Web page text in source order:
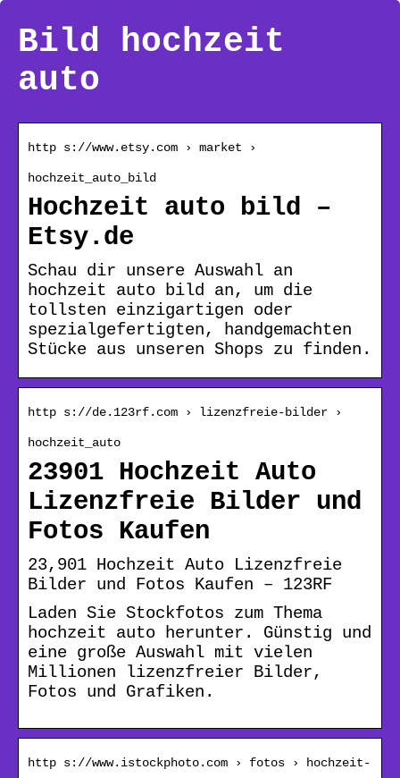
Bild hochzeit
auto
http s://www.etsy.com › market ›
hochzeit_auto_bild
Hochzeit auto bild –
Etsy.de
Schau dir unsere Auswahl an
hochzeit auto bild an, um die
tollsten einzigartigen oder
spezialgefertigten, handgemachten
Stücke aus unseren Shops zu finden.
http s://de.123rf.com › lizenzfreie-bilder ›
hochzeit_auto
23901 Hochzeit Auto
Lizenzfreie Bilder und
Fotos Kaufen
23,901 Hochzeit Auto Lizenzfreie
Bilder und Fotos Kaufen – 123RF
Laden Sie Stockfotos zum Thema
hochzeit auto herunter. Günstig und
eine große Auswahl mit vielen
Millionen lizenzfreier Bilder,
Fotos und Grafiken.
http s://www.istockphoto.com › fotos › hochzeit-